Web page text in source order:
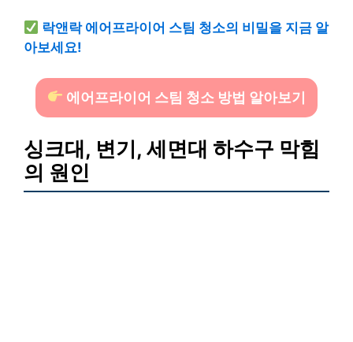
락앤락 에어프라이어 스팀 청소의 비밀을 지금 알
아보세요!
에어프라이어 스팀 청소 방법 알아보기
싱크대, 변기, 세면대 하수구 막힘
의 원인